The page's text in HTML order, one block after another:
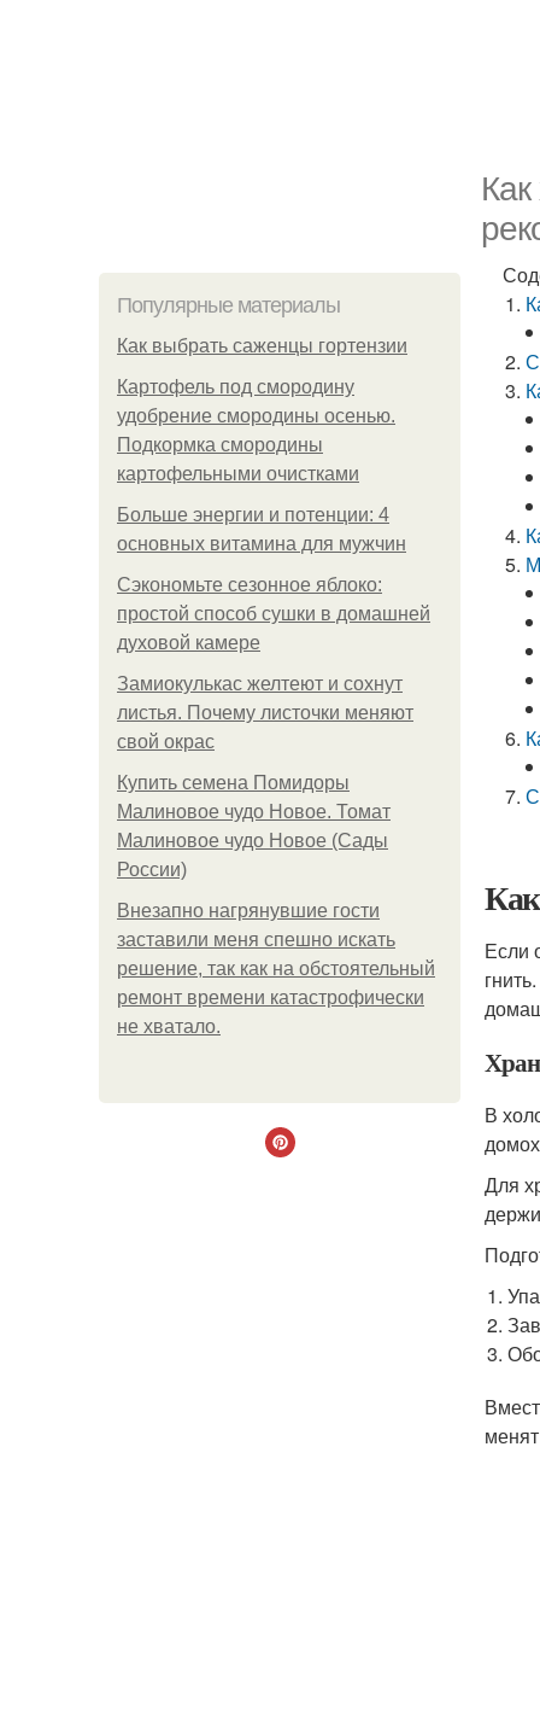
Популярные материалы
Как выбрать саженцы гортензии
Картофель под смородину
удобрение смородины осенью.
Подкормка смородины
картофельными очистками
Больше энергии и потенции: 4
основных витамина для мужчин
Сэкономьте сезонное яблоко:
простой способ сушки в домашней
духовой камере
Замиокулькас желтеют и сохнут
листья. Почему листочки меняют
свой окрас
Купить семена Помидоры
Малиновое чудо Новое. Томат
Малиновое чудо Новое (Сады
России)
Внезапно нагрянувшие гости
заставили меня спешно искать
решение, так как на обстоятельный
ремонт времени катастрофически
не хватало.
Если
В
Для